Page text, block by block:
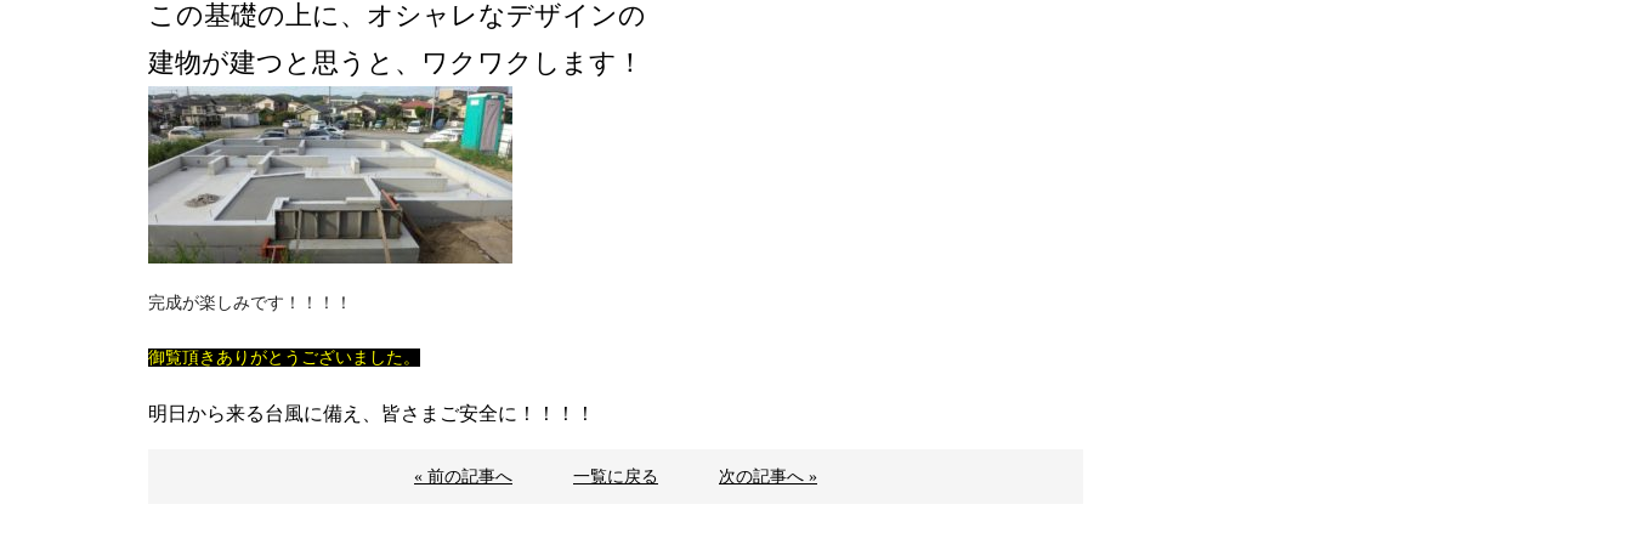
この基礎の上に、オシャレなデザインの
建物が建つと思うと、ワクワクします！
完成が楽しみです！！！！
御覧頂きありがとうございました。
明日から来る台風に備え、皆さまご安全に！！！！
« 前の記事へ 一覧に戻る 次の記事へ »